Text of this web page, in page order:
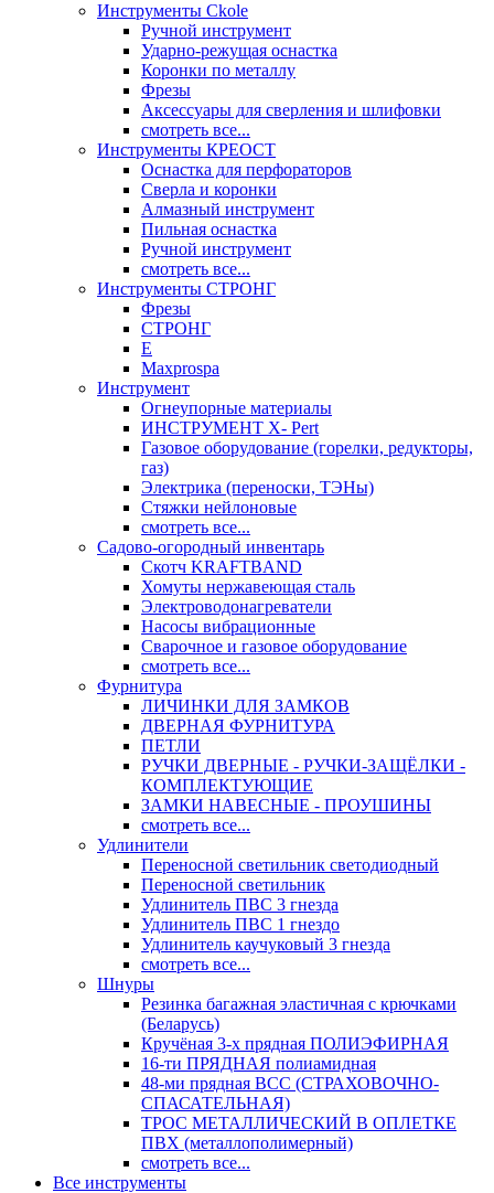
Инструменты Ckole
Ручной инструмент
Ударно‑режущая оснастка
Коронки по металлу
Фрезы
Аксессуары для сверления и шлифовки
смотреть все...
Инструменты КРЕОСТ
Оснастка для перфораторов
Сверла и коронки
Алмазный инструмент
Пильная оснастка
Ручной инструмент
смотреть все...
Инструменты СТРОНГ
Фрезы
СТРОНГ
Е
Maxprospa
Инструмент
Огнеупорные материалы
ИНСТРУМЕНТ X- Pert
Газовое оборудование (горелки, редукторы,
газ)
Электрика (переноски, ТЭНы)
Стяжки нейлоновые
смотреть все...
Садово-огородный инвентарь
Скотч KRAFTBAND
Хомуты нержавеющая сталь
Электроводонагреватели
Насосы вибрационные
Сварочное и газовое оборудование
смотреть все...
Фурнитура
ЛИЧИНКИ ДЛЯ ЗАМКОВ
ДВЕРНАЯ ФУРНИТУРА
ПЕТЛИ
РУЧКИ ДВЕРНЫЕ - РУЧКИ-ЗАЩЁЛКИ -
КОМПЛЕКТУЮЩИЕ
ЗАМКИ НАВЕСНЫЕ - ПРОУШИНЫ
смотреть все...
Удлинители
Переносной светильник светодиодный
Переносной светильник
Удлинитель ПВС 3 гнезда
Удлинитель ПВС 1 гнездо
Удлинитель каучуковый 3 гнезда
смотреть все...
Шнуры
Резинка багажная эластичная с крючками
(Беларусь)
Кручёная 3-х прядная ПОЛИЭФИРНАЯ
16-ти ПРЯДНАЯ полиамидная
48-ми прядная ВСС (СТРАХОВОЧНО-
СПАСАТЕЛЬНАЯ)
ТРОС МЕТАЛЛИЧЕСКИЙ В ОПЛЕТКЕ
ПВХ (металлополимерный)
смотреть все...
Все инструменты